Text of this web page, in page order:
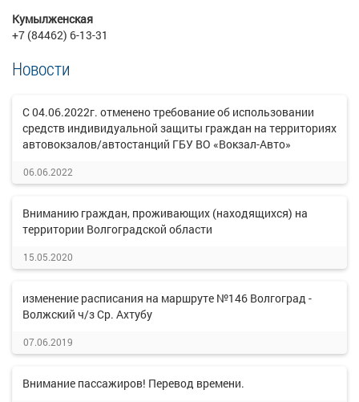
Кумылженская
+7 (84462) 6-13-31
Новости
С 04.06.2022г. отменено требование об использовании
средств индивидуальной защиты граждан на территориях
автовокзалов/автостанций ГБУ ВО «Вокзал-Авто»
06.06.2022
Вниманию граждан, проживающих (находящихся) на
территории Волгоградской области
15.05.2020
изменение расписания на маршруте №146 Волгоград -
Волжский ч/з Ср. Ахтубу
07.06.2019
Внимание пассажиров! Перевод времени.